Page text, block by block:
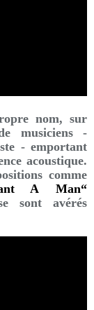
nom, sur
musiciens -
- emportant
acoustique.
comme
AMan“
sont avérés